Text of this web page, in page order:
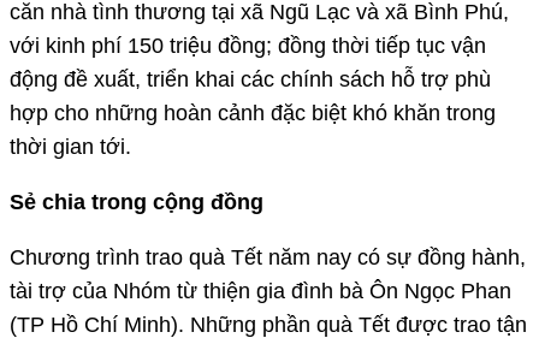
căn nhà tình thương tại xã Ngũ Lạc và xã Bình Phú,
với kinh phí 150 triệu đồng; đồng thời tiếp tục vận
động đề xuất, triển khai các chính sách hỗ trợ phù
hợp cho những hoàn cảnh đặc biệt khó khăn trong
thời gian tới.
Sẻ chia trong cộng đồng
Chương trình trao quà Tết năm nay có sự đồng hành,
tài trợ của Nhóm từ thiện gia đình bà Ôn Ngọc Phan
(TP Hồ Chí Minh). Những phần quà Tết được trao tận